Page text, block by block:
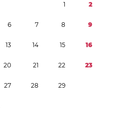
1 2
6 7 8 9
13 14 15 16
20 21 22 23
27 28 29